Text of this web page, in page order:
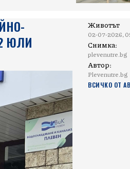
ЮЛИ
Животът
02-07-2026,
Снимка:
plevenutre.bg
Автор:
Plevenutre.bg
ВСИЧКО ОТ